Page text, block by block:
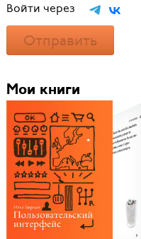
Войти через
Отправить
Мои книги